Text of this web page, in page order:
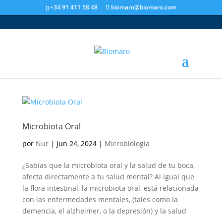
+34 91 411 58 48 biomaro@biomaro.com
Microbiota Oral
por Nur| Jun 24, 2024| Microbiología
¿Sabías que la microbiota oral y la salud de tu boca,
afecta directamente a tu salud mental? Al igual que
la flora intestinal, la microbiota oral, está relacionada
con las enfermedades mentales, (tales como la
demencia, el alzheimer, o la depresión) y la salud